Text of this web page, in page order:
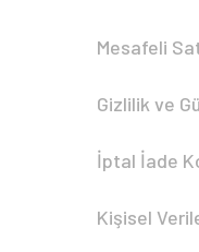
Mesafeli
Gizlilik ve
İptal İade
Kişisel